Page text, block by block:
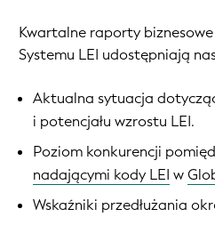
Kwartalne raporty
Systemu LEI udostępniają
Aktualna sytuacja
i potencjału wzrostu LEI.
Poziom konkurencji
nadającymi kody LEI w
Wskaźniki przedłużania